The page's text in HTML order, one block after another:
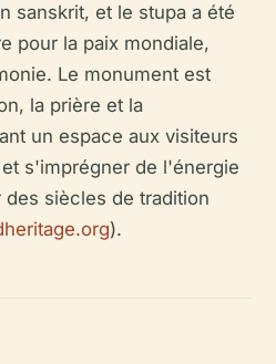
sanskrit, et le stupa a été
pour la paix mondiale,
Le monument est
la prière et la
un espace aux visiteurs
s'imprégner de l'énergie
siècles de tradition
).